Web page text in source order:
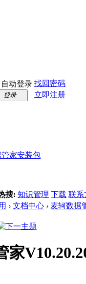
自动登录 找回密码
登录
立即注册
家安装包
搜: 知识管理 下载 联系
› 文档中心 › 麦轲数据
家